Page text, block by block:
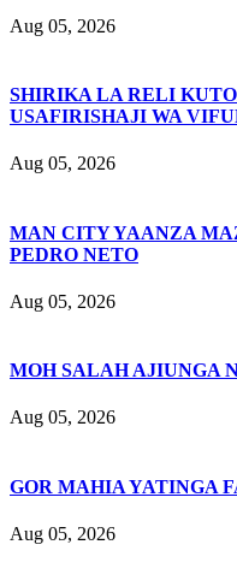
Aug 05, 2026
SHIRIKA LA RELI
USAFIRISHAJI WA
Aug 05, 2026
MAN CITY YAANZA
PEDRO NETO
Aug 05, 2026
MOH SALAH AJIUNGA
Aug 05, 2026
GOR MAHIA YATINGA
Aug 05, 2026